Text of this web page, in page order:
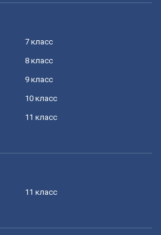
7 класс
8 класс
9 класс
10 класс
11 класс
11 класс